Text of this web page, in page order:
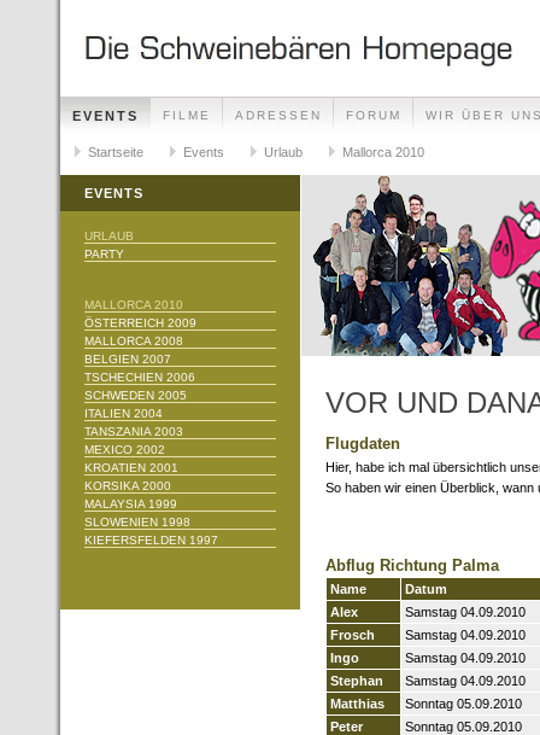
EVENTS FILME ADRESSEN FORUM WIR ÜBER
Startseite Events Urlaub Mallorca 2010
EVENTS
URLAUB
PARTY
MALLORCA 2010
ÖSTERREICH 2009
MALLORCA 2008
BELGIEN 2007
TSCHECHIEN 2006
SCHWEDEN 2005
ITALIEN 2004
TANSZANIA 2003
MEXICO 2002
KROATIEN 2001
KORSIKA 2000
MALAYSIA 1999
SLOWENIEN 1998
KIEFERSFELDEN 1997
VOR UND
Flugdaten
Hier, habe ich mal übersichtlich
So haben wir einen Überblick,
Abflug Richtung Palma
Name
Datum
Alex
Samstag 04.09.2010
Frosch
Samstag 04.09.2010
Ingo
Samstag 04.09.2010
Stephan
Samstag 04.09.2010
Matthias
Sonntag 05.09.2010
Peter
Sonntag 05.09.2010